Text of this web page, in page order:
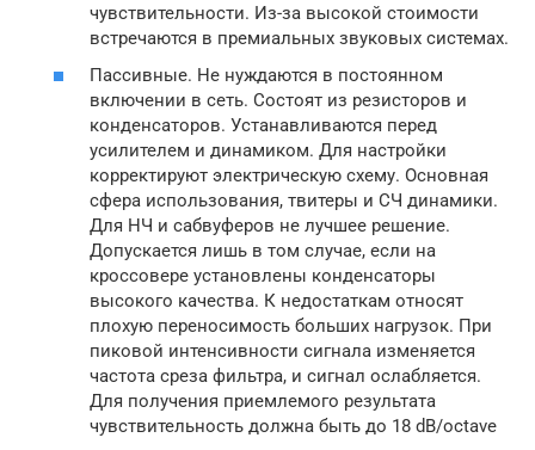
чувствительности. Из-за высокой стоимости
встречаются в премиальных звуковых системах.
Пассивные. Не нуждаются в постоянном
включении в сеть. Состоят из резисторов и
конденсаторов. Устанавливаются перед
усилителем и динамиком. Для настройки
корректируют электрическую схему. Основная
сфера использования, твитеры и СЧ динамики.
Для НЧ и сабвуферов не лучшее решение.
Допускается лишь в том случае, если на
кроссовере установлены конденсаторы
высокого качества. К недостаткам относят
плохую переносимость больших нагрузок. При
пиковой интенсивности сигнала изменяется
частота среза фильтра, и сигнал ослабляется.
Для получения приемлемого результата
чувствительность должна быть до 18 dB/octave